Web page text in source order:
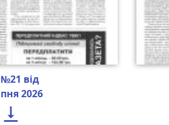
від
2026
